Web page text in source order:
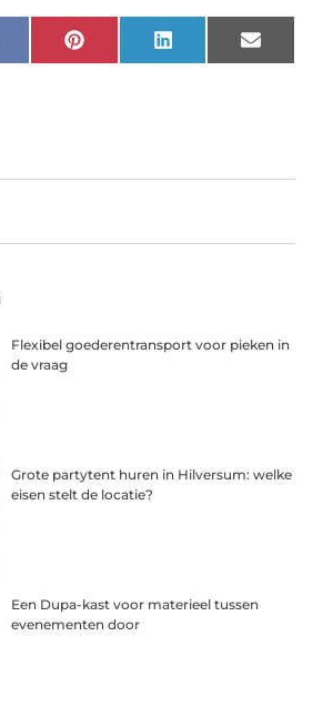
PinterestLinkedInEmail
Flexibel goederentransport voor pieken in
de vraag
Grote partytent huren in Hilversum: welke
eisen stelt de locatie?
Een Dupa-kast voor materieel tussen
evenementen door